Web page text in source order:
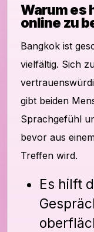
Warum es
online zu
Bangkok ist
vielfältig. Sich
gibt beiden
Sprachgefühl
bevor aus
Treffen wird.
Es hilft